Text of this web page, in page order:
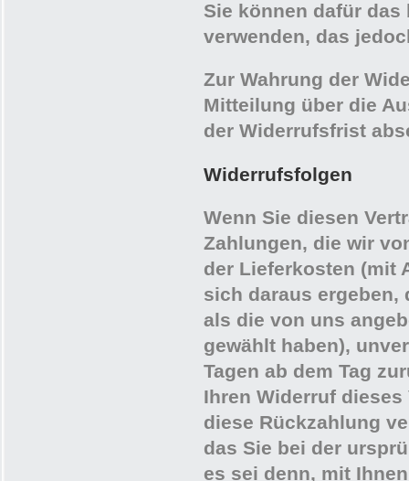
Sie können dafür
verwenden, das
Zur Wahrung der
Mitteilung über die
der Widerrufsfrist
Widerrufsfolgen
Wenn Sie diesen
Zahlungen, die wir
der Lieferkosten (mit
sich daraus ergeben,
als die von uns
gewählt haben),
Tagen ab dem Tag
Ihren Widerruf
diese Rückzahlung
das Sie bei der
es sei denn, mit